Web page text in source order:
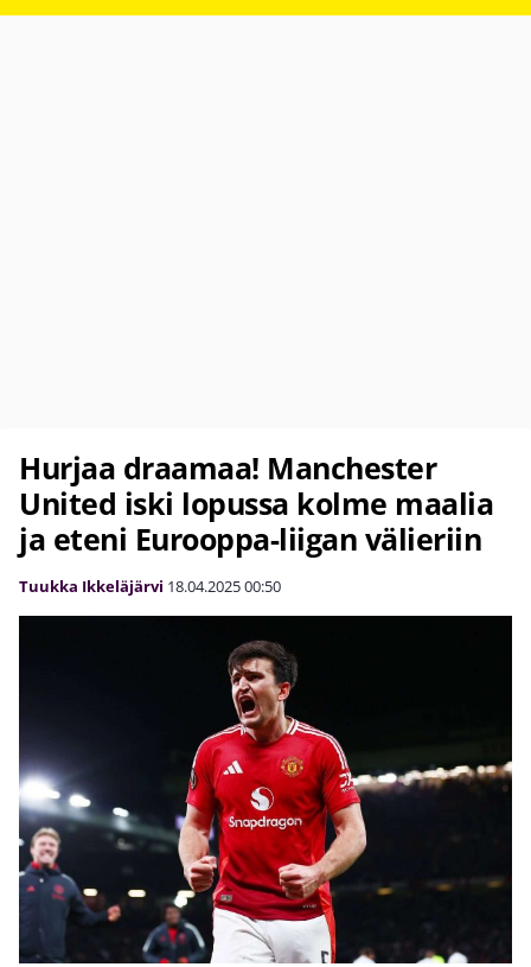
Hurjaa draamaa! Manchester
United iski lopussa kolme maalia
ja eteni Eurooppa-liigan välieriin
Tuukka Ikkeläjärvi 18.04.202500:50